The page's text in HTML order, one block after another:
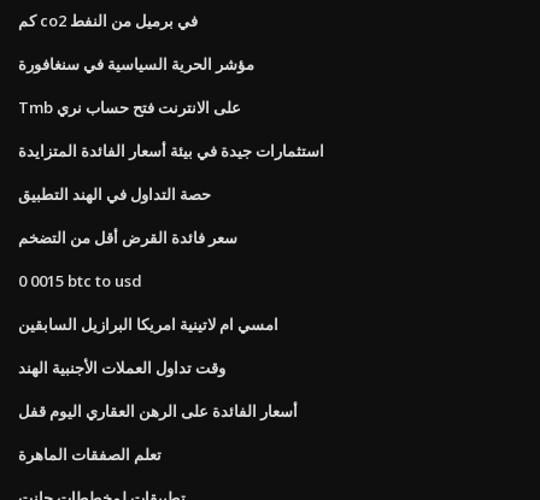
كم co2 في برميل من النفط
مؤشر الحرية السياسية في سنغافورة
Tmb على الانترنت فتح حساب نري
استثمارات جيدة في بيئة أسعار الفائدة المتزايدة
حصة التداول في الهند التطبيق
سعر فائدة القرض أقل من التضخم
0 0015 btc to usd
امسي ام لاتينية امريكا البرازيل السابقين
وقت تداول العملات الأجنبية الهند
أسعار الفائدة على الرهن العقاري اليوم قفل
تعلم الصفقات الماهرة